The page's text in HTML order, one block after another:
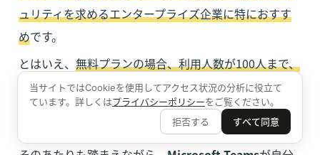
ュリティを求めるエンタープライズ企業に特におすす
めです。
とはいえ、 無料プランの場合、利用人数が100人まで、
時間も60分までといった制約があるため、将来的には
有料プランへの切り替えが避けられなくなる可能性が
あることを意識しておいた方がいいでしょう。
当サイトではCookieを使用してアクセス状況の分析に役立て
ています。詳しくはプライバシーポリシーをご覧ください。
拒否する
すべて同意